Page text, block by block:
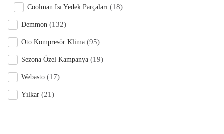
Coolman Isı Yedek Parçaları (18)
Demmon (132)
Oto Kompresör Klima (95)
Sezona Özel Kampanya (19)
Webasto (17)
Yılkar (21)